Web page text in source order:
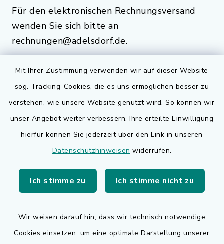
Mit Ihrer Zustimmung verwenden wir auf dieser Website
sog. Tracking-Cookies, die es uns ermöglichen besser zu
verstehen, wie unsere Website genutzt wird. So können wir
unser Angebot weiter verbessern. Ihre erteilte Einwilligung
hierfür können Sie jederzeit über den Link in unseren
Datenschutzhinweisen widerrufen.
Ich stimme zu Ich stimme nicht zu
Wir weisen darauf hin, dass wir technisch notwendige
Cookies einsetzen, um eine optimale Darstellung unserer
Für den elektronischen Rechnungsversand
wenden Sie sich bitte an
rechnungen@adelsdorf.de.
Quicklinks
Bauen in Adelsdorf
BayernPortal
Landkreis Erlangen-Höchstadt